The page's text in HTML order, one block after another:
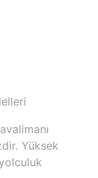
Yüksek